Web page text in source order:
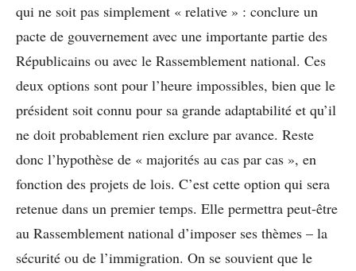
qui ne soit pas simplement « relative » : conclure un
pacte de gouvernement avec une importante partie des
Républicains ou avec le Rassemblement national. Ces
deux options sont pour l’heure impossibles, bien que le
président soit connu pour sa grande adaptabilité et qu’il
ne doit probablement rien exclure par avance. Reste
donc l’hypothèse de « majorités au cas par cas », en
fonction des projets de lois. C’est cette option qui sera
retenue dans un premier temps. Elle permettra peut-être
au Rassemblement national d’imposer ses thèmes – la
sécurité ou de l’immigration. On se souvient que le